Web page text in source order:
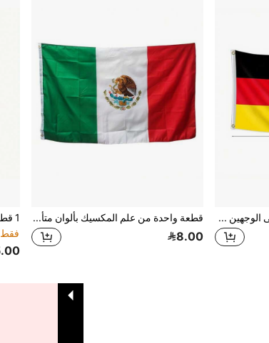
1 قطعة علم ألمانيا مطبوع على الوجهين - لامع، مقاوم للأشعة فوق البنفسجية من البوليستر، مثالي للديكور الخارجي في المناسبات والفخر الوطني الحماسي! قطعة واحدة من علم المكسيك بألوان متألقة ومقاومة للبهتان، خياطة مزدوجة مع معيار نحاسي، أبعاد 3 * 5 أقدام ، ديكور لأعلام المكسيك
8.00
فقط 10 بيقي
إجمالي 1 صفحة